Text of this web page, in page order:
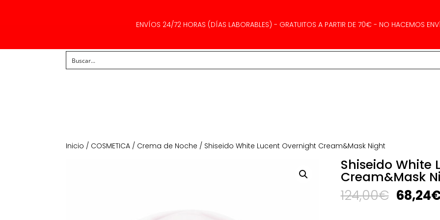
ENVÍOS 24/72 HORAS (DÍAS LABORABLES) - GRATUITOS A PARTIR DE 70€ - NO HACEMOS
Inicio / COSMETICA / Crema de Noche / Shiseido White Lucent Overnight Cream&Mask Night
Shiseido White
Cream&Mask
124,00€ El
precio
68,24